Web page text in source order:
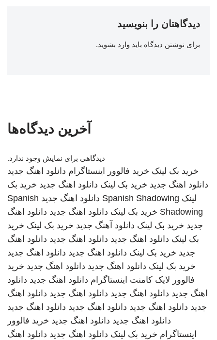
دیدگاهتان را بنویسید
برای نوشتن دیدگاه باید وارد بشوید.
آخرین دیدگاه‌ها
دیدگاهی برای نمایش وجود ندارد.
خرید بک لینک خرید فالوور اینستاگرام دانلود اهنگ جدید
دانلود اهنگ جدید خرید بک لینک دانلود اهنگ جدید خرید بک
لینک Spanish Shadowing دانلود اهنگ جدید Spanish
Shadowing خرید بک لینک دانلود اهنگ جدید دانلود اهنگ
جدید خرید بک لینک دانلود آهنگ جدید خرید بک لینک خرید
بک لینک دانلود اهنگ جدید دانلود اهنگ جدید دانلود اهنگ
جدید خرید بک لینک دانلود اهنگ جدید دانلود اهنگ جدید
خرید بک لینک دانلود اهنگ جدید دانلود اهنگ جدید خرید
فالوور لایک کامنت اینستاگرام دانلود اهنگ جدید دانلود
اهنگ جدید دانلود اهنگ جدید دانلود اهنگ جدید دانلود اهنگ
جدید دانلود اهنگ جدید دانلود اهنگ جدید دانلود اهنگ جدید
دانلود اهنگ جدید دانلود اهنگ جدید خرید فالوور
اینستاگرام خرید بک لینک دانلود اهنگ جدید دانلود اهنگ